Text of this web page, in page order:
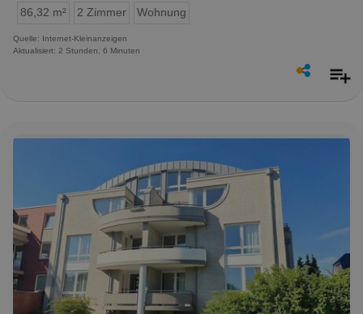
86,32 m²
2 Zimmer Wohnung
Quelle: Internet-Kleinanzeigen
Aktualisiert: 2 Stunden, 6 Minuten